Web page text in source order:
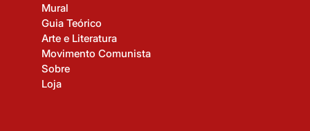
Mural
Guia Teórico
Arte e Literatura
Movimento Comunista
Sobre
Loja